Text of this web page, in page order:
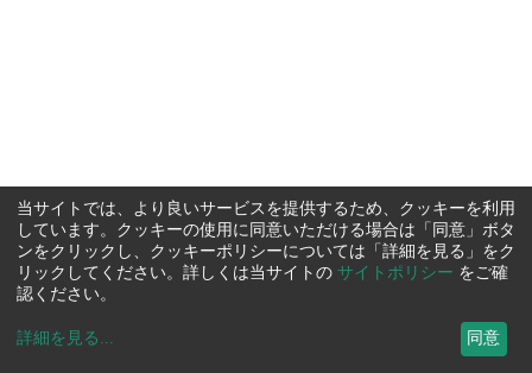
当サイトでは、より良いサービスを提供するため、クッキーを利用
しています。クッキーの使用に同意いただける場合は「同意」ボタ
ンをクリックし、クッキーポリシーについては「詳細を見る」をク
リックしてください。詳しくは当サイトの サイトポリシー をご確
認ください。
詳細を見る ... 同意